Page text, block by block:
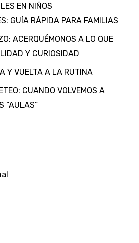
EN NIÑOS
GUÍA RÁPIDA PARA FAMILIAS
ACERQUÉMONOS A LO QUE
Y CURIOSIDAD
Y VUELTA A LA RUTINA
CUANDO VOLVEMOS A
“AULAS”